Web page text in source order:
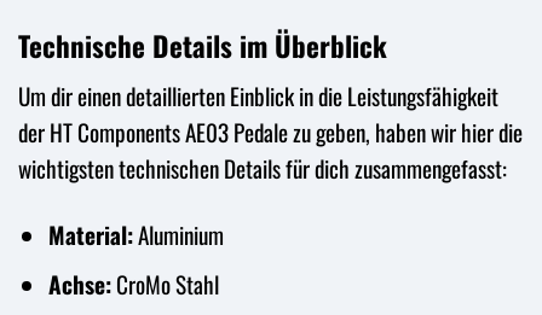
Technische Details im Überblick
Um dir einen detaillierten Einblick in die Leistungsfähigkeit
der HT Components AE03 Pedale zu geben, haben wir hier die
wichtigsten technischen Details für dich zusammengefasst:
Material:Aluminium
Achse:CroMo Stahl